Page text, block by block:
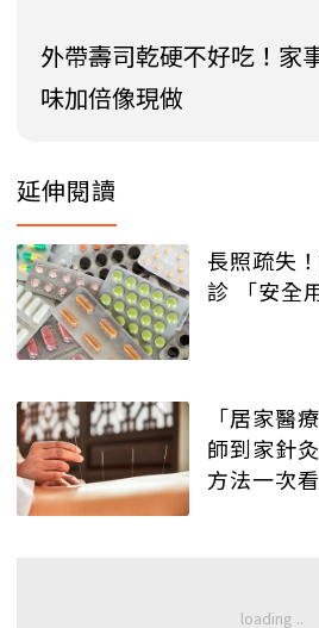
外帶壽司乾硬不好吃！家
味加倍像現做
延伸閱讀
長照疏失
診 「安全
「居家醫
師到家針
方法一次看